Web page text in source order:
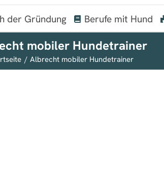
der Gründung Berufe mit Hund
mobiler Hundetrainer
Albrecht mobiler Hundetrainer